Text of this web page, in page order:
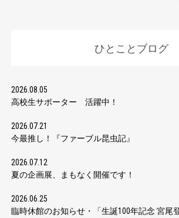
ひとことブログ
2026.08.05
高校生サポーター 活躍中！
2026.07.21
今最推し！『ファーブル昆虫記』
2026.07.12
夏の企画展、まもなく開催です！
2026.06.25
臨時休館のお知らせ・「生誕100年記念 宮尾